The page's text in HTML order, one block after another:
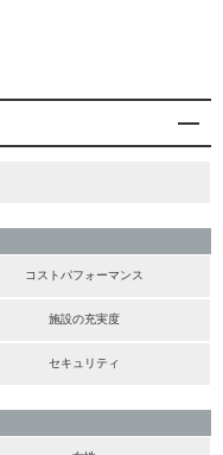
コストパフォーマンス
施設の充実度
セキュリティ